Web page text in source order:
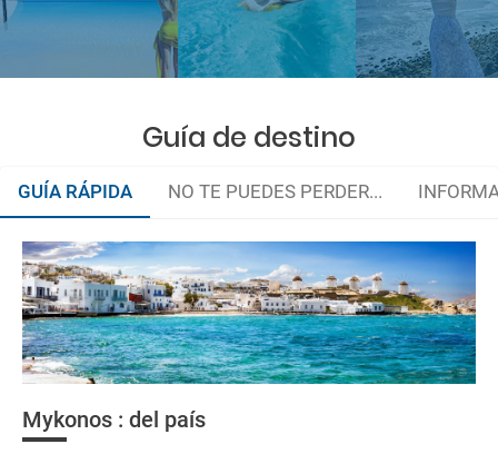
Guía de destino
GUÍA RÁPIDA NO TE PUEDES PERDER...
Mykonos : del país
Descubre el
Grecia, gusto por lo Mediterráneo
Organiza tu viaje
¿Cómo llegar?
¿Dónde alojarse?
Costumbres
La documentación de tu reserva te será enviada por mail en el
momento que el pago de la reserva esté realizado completamente.
Respecto a las tarjetas de embarque, casi todas las compañías aéreas
tienen ya todos sus billetes electrónicos por lo que podrás obtenerlas
in por su web.